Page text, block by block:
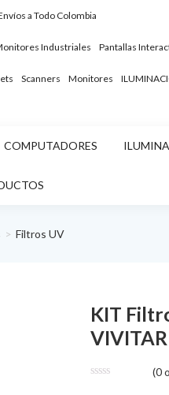
a Todo Colombia
Industriales Pantallas
Scanners Monitores
COMPUTADORES
Filtros UV
KIT
VIVITAR
(0